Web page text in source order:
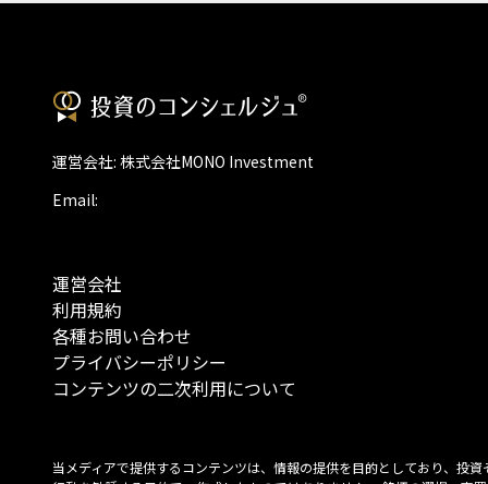
運営会社: 株式会社MONO Investment
Email:
運営会社
利用規約
各種お問い合わせ
プライバシーポリシー
コンテンツの二次利用について
当メディアで提供するコンテンツは、情報の提供を目的としており、投資